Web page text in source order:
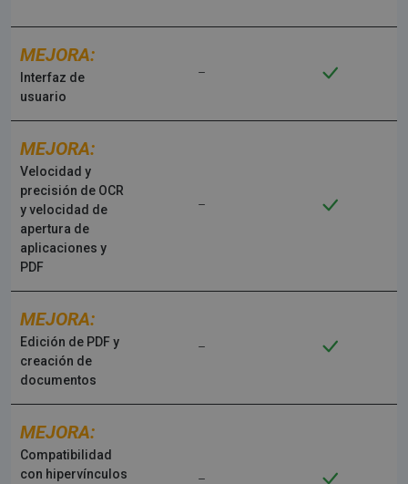
MEJORA:
Interfaz de
usuario
MEJORA:
Velocidad y
precisión de OCR
y velocidad de
apertura de
aplicaciones y
PDF
MEJORA:
Edición de PDF y
creación de
documentos
MEJORA:
Compatibilidad
con hipervínculos